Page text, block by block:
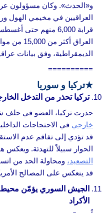
و«الحدث». وكان مسؤولون
العراق
الديمقراطية، وفق بيانات
==========
★تركيا و سوريا
تركيا تحذر من التدخل
حذرت تركيا، العضو في حلف
خارجي في الاحتجاجات
قد تؤدي إلى تفاقم عدم
الحوار سبيلاً للتهدئة.
التصعيد، ومحاولة الحد من
قد ينعكس على المصالح
الجيش السوري يؤمّن محيط
الأكراد